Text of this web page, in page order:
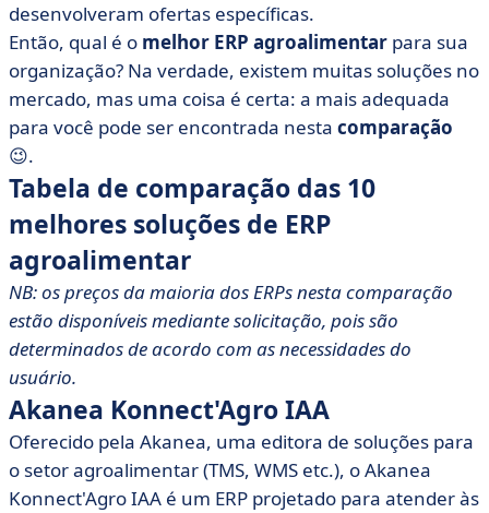
• Gerenciamento de produção do Sage 100
• TRADE.EASY
• VIF Software
• O que é um ERP agroalimentar?
agroalimentar?
• Que critérios de seleção você deve considerar ao
escolher o seu ERP agroalimentar?
desenvolveram ofertas específicas.
Então, qual é o melhor ERP agroalimentar para sua
organização? Na verdade, existem muitas soluções no
mercado, mas uma coisa é certa: a mais adequada
para você pode ser encontrada nesta comparação
😉.
Tabela de comparação das 10
melhores soluções de ERP
agroalimentar
NB: os preços da maioria dos ERPs nesta comparação
estão disponíveis mediante solicitação, pois são
determinados de acordo com as necessidades do
usuário.
Akanea Konnect'Agro IAA
Oferecido pela Akanea, uma editora de soluções para
o setor agroalimentar (TMS, WMS etc.), o Akanea
Konnect'Agro IAA é um ERP projetado para atender às